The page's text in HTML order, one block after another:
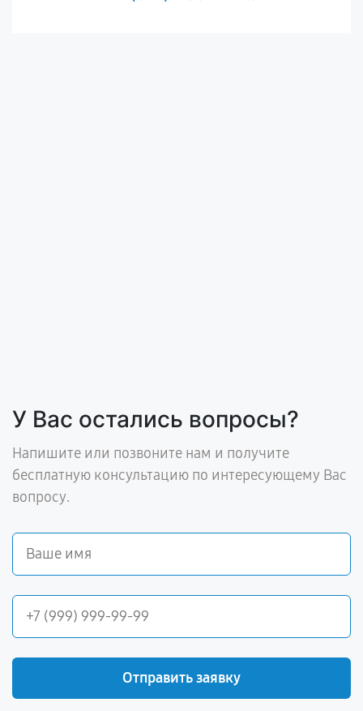
У Вас остались вопросы?
Напишите или позвоните нам и получите
бесплатную консультацию по интересующему Вас
вопросу.
Отправить заявку